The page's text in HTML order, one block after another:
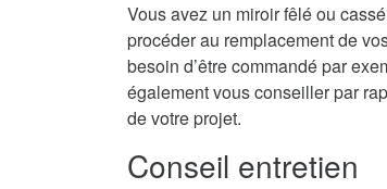
Vous avez un miroir fêlé ou
procéder au remplacement de
besoin d’être commandé par
également vous conseiller par
de votre projet.
Conseil entretien